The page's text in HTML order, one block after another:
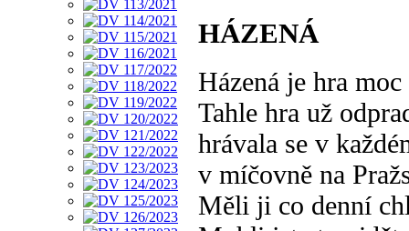
HÁZENÁ
Házená je hra
Tahle hra už
hrávala se v
v míčovně na
Měli ji co denní